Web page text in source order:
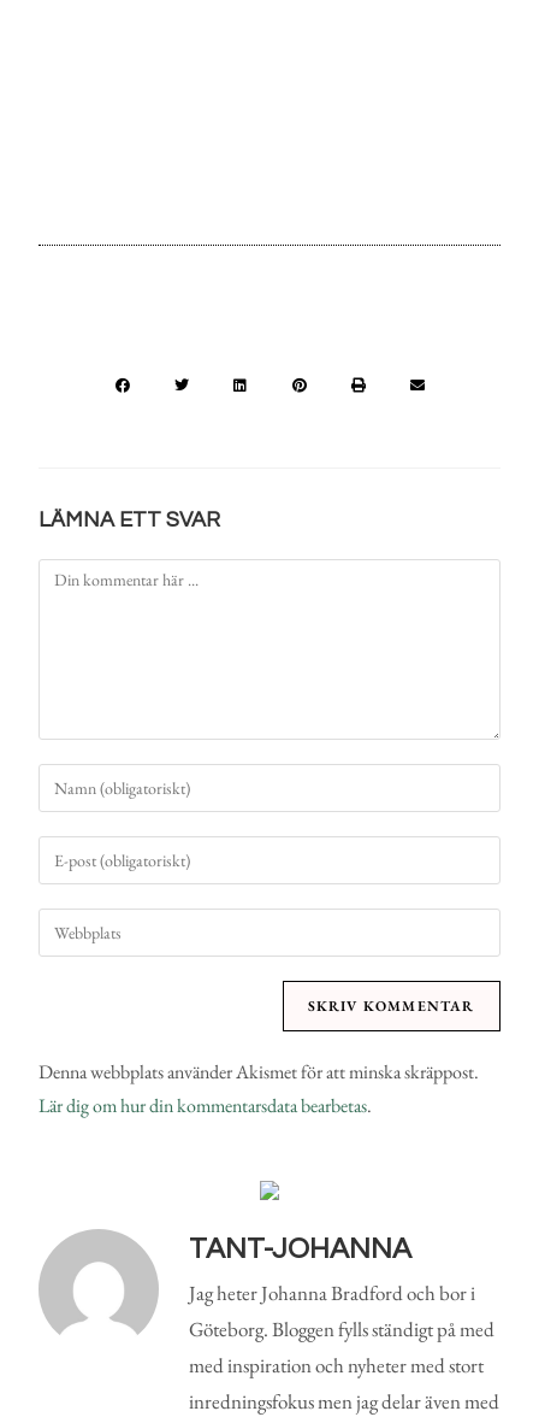
LÄMNA ETT SVAR
Denna webbplats använder Akismet för att minska skräppost.
Lär dig om hur din kommentarsdata bearbetas.
TANT-JOHANNA
Jag heter Johanna Bradford och bor i
Göteborg. Bloggen fylls ständigt på med
med inspiration och nyheter med stort
inredningsfokus men jag delar även med